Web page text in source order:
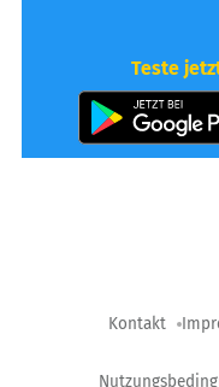
Teste
Kontakt